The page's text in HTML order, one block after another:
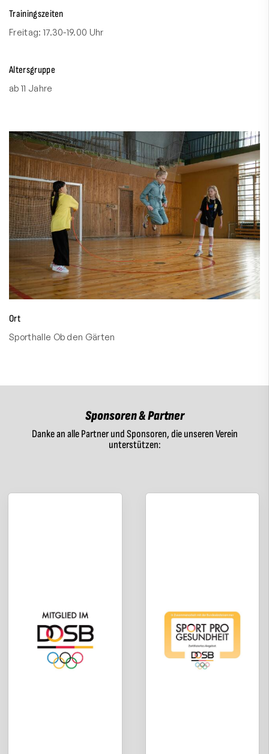
Trainingszeiten
Freitag: 17.30-19.00 Uhr
Altersgruppe
ab 11 Jahre
Ort
Sporthalle Ob den Gärten
Sponsoren & Partner
Danke an alle Partner und Sponsoren, die unseren Verein
unterstützen: